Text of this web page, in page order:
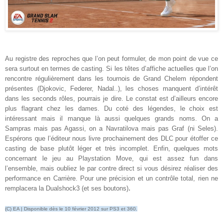
Au registre des reproches que l’on peut formuler, de mon point de vue ce
sera surtout en termes de casting. Si les têtes d’affiche actuelles que l’on
rencontre régulièrement dans les tournois de Grand Chelem répondent
présentes (Djokovic, Federer, Nadal..), les choses manquent d’intérêt
dans les seconds rôles, pourrais je dire. Le constat est d’ailleurs encore
plus flagrant chez les dames. Du coté des légendes, le choix est
intéressant mais il manque là aussi quelques grands noms. On a
Sampras mais pas Agassi, on a Navratilova mais pas Graf (ni Seles).
Espérons que l’éditeur nous livre prochainement des DLC pour étoffer ce
casting de base plutôt léger et très incomplet. Enfin, quelques mots
concernant le jeu au Playstation Move, qui est assez fun dans
l’ensemble, mais oubliez le par contre direct si vous désirez réaliser des
performance en Carrière. Pour une précision et un contrôle total, rien ne
remplacera la Dualshock3 (et ses boutons).
(C) EA | Disponible dès le 10 février 2012 sur PS3 et 360.